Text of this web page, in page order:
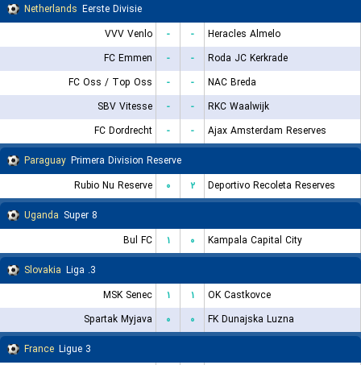
Netherlands Eerste Divisie
VVV Venlo
- -
Heracles Almelo
FC Emmen
- -
Roda JC Kerkrade
FC Oss / Top Oss
- -
NAC Breda
SBV Vitesse
- -
RKC Waalwijk
FC Dordrecht
- -
Ajax Amsterdam Reserves
Paraguay Primera Division Reserve
Rubio Nu Reserve
۰ ۲
Deportivo Recoleta Reserves
Uganda Super 8
Bul FC
۱ ۰
Kampala Capital City
Slovakia
3. Liga
MSK Senec
۱ ۱
OK Castkovce
Spartak Myjava
۰ ۰
FK Dunajska Luzna
France Ligue 3